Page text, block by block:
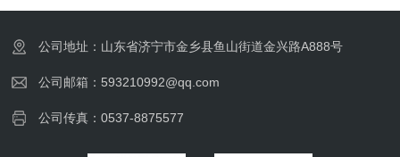
公司地址：山东省济宁市金乡县鱼山街道金兴路A888号
公司邮箱：593210992@qq.com
公司传真：0537-8875577